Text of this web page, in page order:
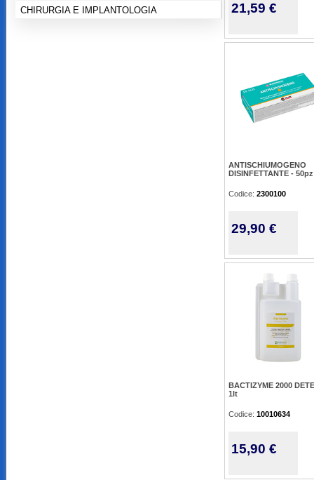
CHIRURGIA E IMPLANTOLOGIA
21,59 €
ANTISCHIUMOGENO
DISINFETTANTE - 50pz
Codice: 2300100
29,90 €
BACTIZYME 2000
1lt
Codice: 10010634
15,90 €